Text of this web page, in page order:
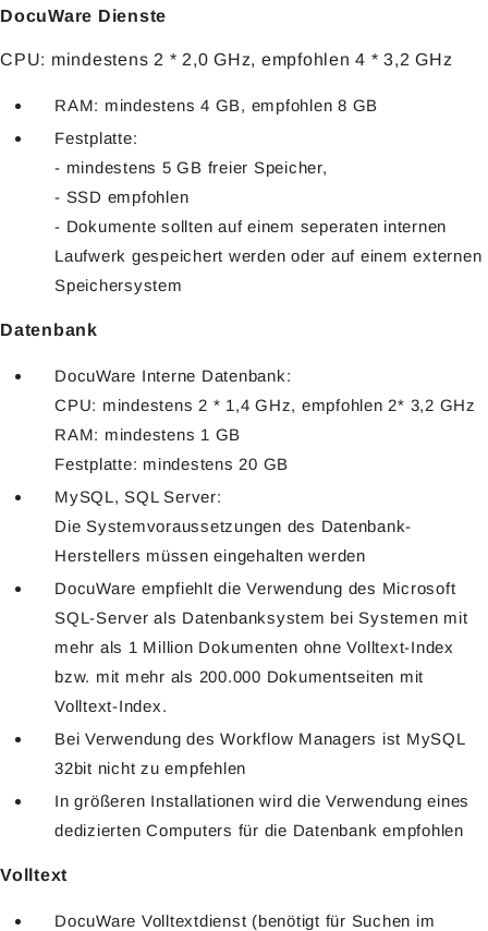
DocuWare Dienste
CPU: mindestens 2 * 2,0 GHz, empfohlen 4 * 3,2 GHz
RAM: mindestens 4 GB, empfohlen 8 GB
Festplatte:
- mindestens 5 GB freier Speicher,
- SSD empfohlen
- Dokumente sollten auf einem seperaten internen
Laufwerk gespeichert werden oder auf einem externen
Speichersystem
Datenbank
DocuWare Interne Datenbank:
CPU: mindestens 2 * 1,4 GHz, empfohlen 2* 3,2 GHz
RAM: mindestens 1 GB
Festplatte: mindestens 20 GB
MySQL, SQL Server:
Die Systemvoraussetzungen des Datenbank-
Herstellers müssen eingehalten werden
DocuWare empfiehlt die Verwendung des Microsoft
SQL-Server als Datenbanksystem bei Systemen mit
mehr als 1 Million Dokumenten ohne Volltext-Index
bzw. mit mehr als 200.000 Dokumentseiten mit
Volltext-Index.
Bei Verwendung des Workflow Managers ist MySQL
32bit nicht zu empfehlen
In größeren Installationen wird die Verwendung eines
dedizierten Computers für die Datenbank empfohlen
Volltext
DocuWare Volltextdienst (benötigt für Suchen im